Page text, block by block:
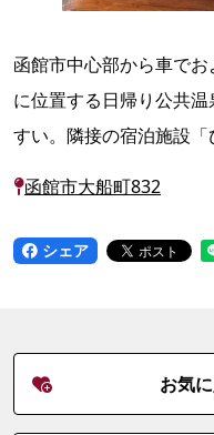
函館市中心部から車で
に位置する日帰り公共
すい。隣接の宿泊施設「
函館市大船町832
シェア
お気